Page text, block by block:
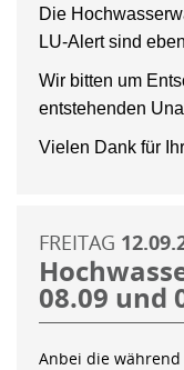
Die
LU-Alert sind
Wir bitten um
entstehenden
Vielen Dank für
FREITAG
08.09 und
Anbei die während